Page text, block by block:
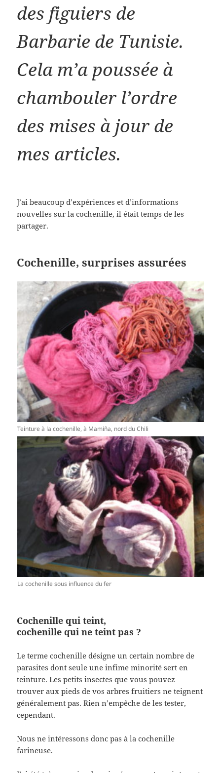
des figuiers de
Barbarie de Tunisie.
Cela m’a poussée à
chambouler l’ordre
des mises à jour de
mes articles.
J’ai beaucoup d’expériences et d’informations
nouvelles sur la cochenille, il était temps de les
partager.
Cochenille, surprises assurées
Teinture à la cochenille, à Mamiña, nord du Chili
La cochenille sous influence du fer
Cochenille qui teint,
cochenille qui ne teint pas ?
Le terme cochenille désigne un certain nombre de
parasites dont seule une infime minorité sert en
teinture. Les petits insectes que vous pouvez
trouver aux pieds de vos arbres fruitiers ne teignent
généralement pas. Rien n’empêche de les tester,
cependant.
Nous ne intéressons donc pas à la cochenille
farineuse.